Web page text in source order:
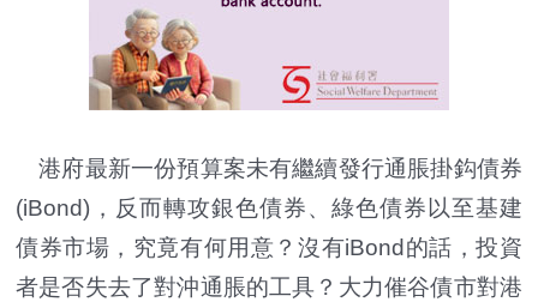
港府最新一份預算案未有繼續發行通脹掛鈎債券
(iBond)，反而轉攻銀色債券、綠色債券以至基建
債券市場，究竟有何用意？沒有iBond的話，投資
者是否失去了對沖通脹的工具？大力催谷債市對港